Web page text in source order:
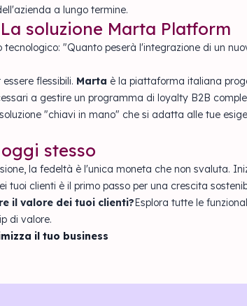
a lungo termine.
soluzione Marta Platform
"Quanto peserà l'integrazione di un
flessibili. Marta è la piattaforma italiana
a gestire un programma di loyalty B2B
"chiavi in mano" che si adatta alle tue
stesso
la fedeltà è l'unica moneta che non svaluta.
clienti è il primo passo per una crescita
il valore dei tuoi clienti?Esplora tutte le
di valore.
il tuo business